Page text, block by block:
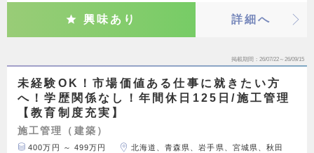
興味あり 詳細へ
掲載期間 26/07/22～26/09/15
未経験OK！市場価値ある仕事に就きたい方
へ！学歴関係なし！年間休日125日/施工管理
【教育制度充実】
施工管理（建築）
400万円 ～ 499万円
北海道、青森県、岩手県、宮城県、秋田